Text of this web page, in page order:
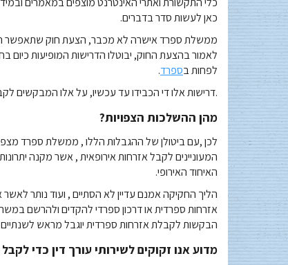
כאן לעשות סדר בדברים.
ממשלת ספרד אישרה לא מכבר, הצעת חוק שתאפשר
לאמור בהצעת החוק, יבוטלו הדרישות המופיעות כיום
לפחות בספרד.
דרישות אלו די הכבידו עד עכשיו, על אלו המבקשים לקבל אזרחות ואולם אין בכוונתם להתגורר או לעבוד בספרד בעתיד הקרוב.
מהן ההשלכות הצפויות?
לכן,עם ביטולן של ההגבלות הללו , ממשלת ספרד
המעוניינים לקבל אזרחות אירופאית , אשר מקנה
האיחוד האירופי.
הליך החקיקה אמנם עדיין לא הסתיים , ועוד נותר
אזרחות ספרדית או דרכון ספרדי להקדים ולהרשם
הבקשות לקבלת אזרחות ספרדית יוגבל מראש לשנתיים
מדוע אנו זקוקים לשירותי עורך דין כדי